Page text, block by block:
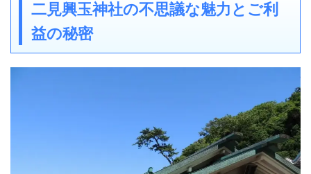
二見興玉神社の不思議な魅力とご利
益の秘密